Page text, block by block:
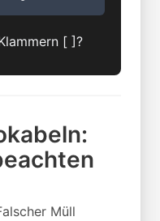
[ ]?
Müll